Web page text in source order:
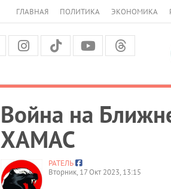
ГЛАВНАЯ ПОЛИТИКА ЭКОНОМИКА
Война на
ХАМАС
РАТЕЛЬ
Вторник, 17 Окт 2023, 13:15